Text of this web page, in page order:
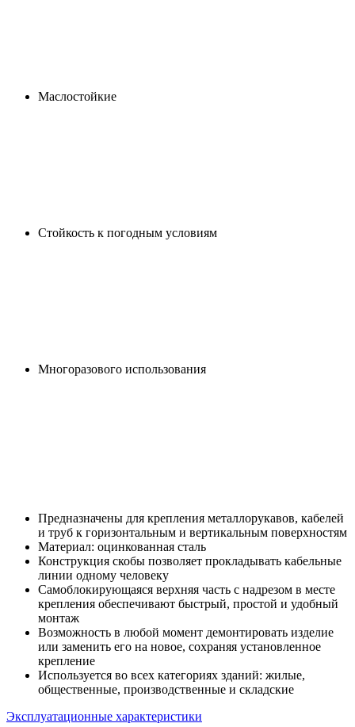
Маслостойкие
Cтойкость к погодным условиям
Многоразового использования
Предназначены для крепления металлорукавов, кабелей
и труб к горизонтальным и вертикальным поверхностям
Материал: оцинкованная сталь
Конструкция скобы позволяет прокладывать кабельные
линии одному человеку
Самоблокирующаяся верхняя часть с надрезом в месте
крепления обеспечивают быстрый, простой и удобный
монтаж
Возможность в любой момент демонтировать изделие
или заменить его на новое, сохраняя установленное
крепление
Используется во всех категориях зданий: жилые,
общественные, производственные и складские
Эксплуатационные характеристики